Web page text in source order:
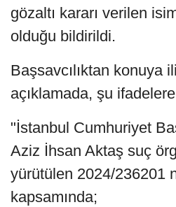
gözaltı kararı verilen
olduğu bildirildi.
Başsavcılıktan konuya
açıklamada, şu
"İstanbul Cumhuriyet
Aziz İhsan Aktaş suç
yürütülen 2024/236201
kapsamında;